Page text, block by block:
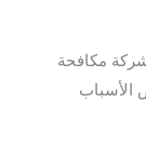
مكافحة
الأسباب